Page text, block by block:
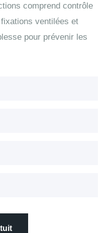
comprend contrôle
ventilées et
pour prévenir les